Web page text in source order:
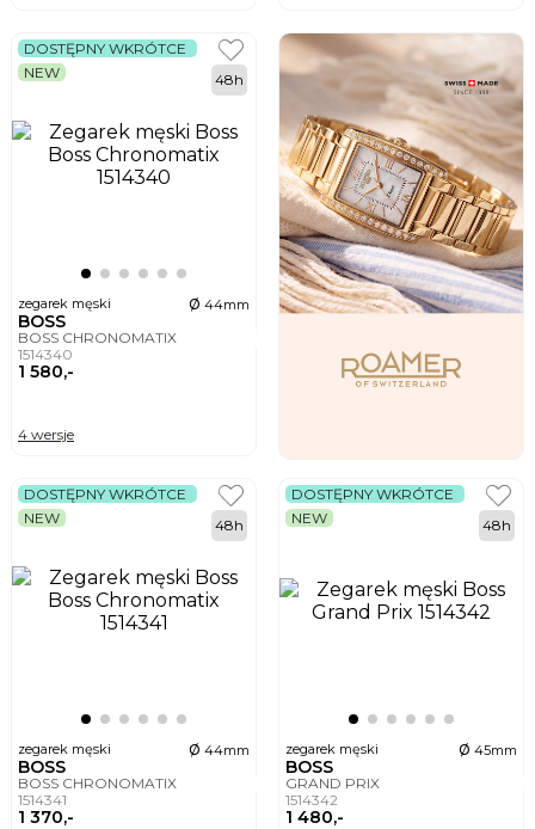
zegarek męski ø 44mm
BOSS
BOSS CHRONOMATIX
1514340
1 580,-
DOSTĘPNY WKRÓTCE
NEW
48h
4 wersje
zegarek męski ø 44mm
BOSS
BOSS CHRONOMATIX
1514341
1 370,-
DOSTĘPNY WKRÓTCE
NEW
48h
zegarek męski ø 45mm
BOSS
GRAND PRIX
1514342
1 480,-
DOSTĘPNY WKRÓTCE
NEW
48h